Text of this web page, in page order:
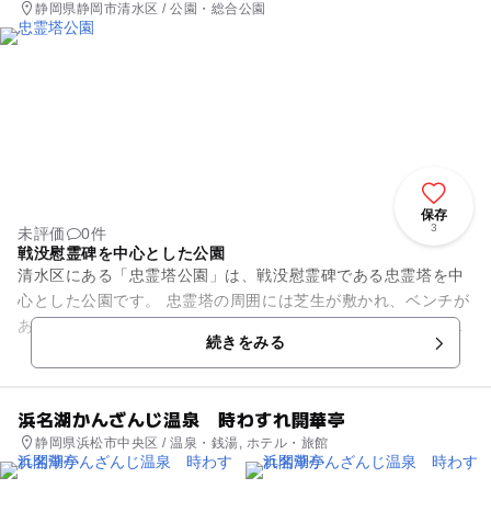
静岡県静岡市清水区 / 公園・総合公園
保存
3
未評価
0件
戦没慰霊碑を中心とした公園
清水区にある「忠霊塔公園」は、戦没慰霊碑である忠霊塔を中
心とした公園です。 忠霊塔の周囲には芝生が敷かれ、ベンチが
あり、憩いの場となっています。高台にあり、長い階段がある
のでベビーカーでの入園...続きをみる
浜名湖かんざんじ温泉 時わすれ開華亭
静岡県浜松市中央区 / 温泉・銭湯, ホテル・旅館